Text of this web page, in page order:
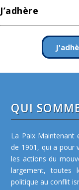
J’adhère
QUI
La Paix Maintenant
de 1901, qui a pour
les actions du
largement, toutes
politique au conflit